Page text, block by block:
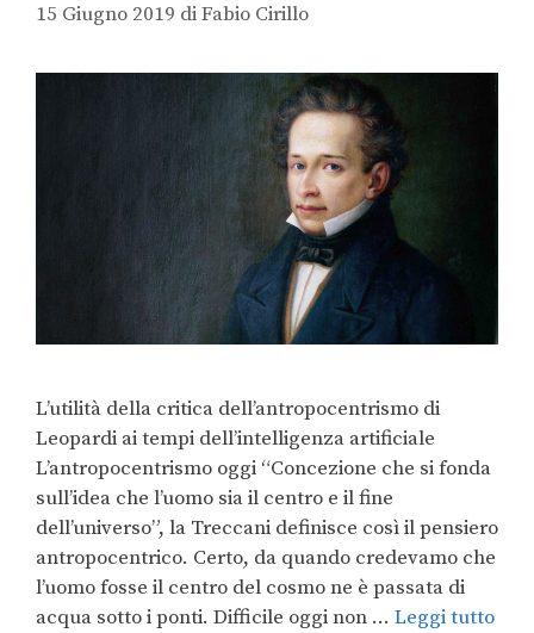
15 Giugno 2019 diFabio Cirillo
L’utilità della critica dell’antropocentrismo di
Leopardi ai tempi dell’intelligenza artificiale
L’antropocentrismo oggi “Concezione che si fonda
sull’idea che l’uomo sia il centro e il fine
dell’universo”, la Treccani definisce così il pensiero
antropocentrico. Certo, da quando credevamo che
l’uomo fosse il centro del cosmo ne è passata di
acqua sotto i ponti. Difficile oggi non … Leggi tutto